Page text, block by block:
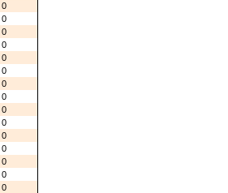
0
0
0
0
0
0
0
0
0
0
0
0
0
0
0